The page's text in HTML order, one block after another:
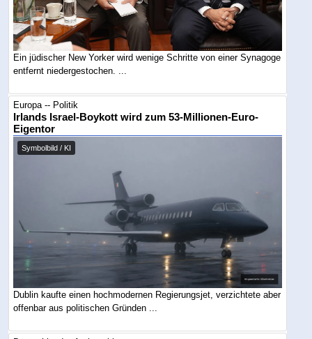
Ein jüdischer New Yorker wird wenige Schritte von einer Synagoge
entfernt niedergestochen. ...
Europa -- Politik
Irlands Israel-Boykott wird zum 53-Millionen-Euro-
Eigentor
Symbolbild / KI
Dublin kaufte einen hochmodernen Regierungsjet, verzichtete aber
offenbar aus politischen Gründen ...